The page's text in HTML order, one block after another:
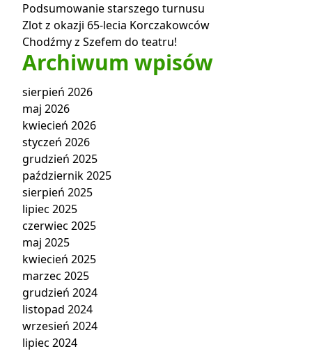
Podsumowanie starszego turnusu
Zlot z okazji 65-lecia Korczakowców
Chodźmy z Szefem do teatru!
Archiwum wpisów
sierpień 2026
maj 2026
kwiecień 2026
styczeń 2026
grudzień 2025
październik 2025
sierpień 2025
lipiec 2025
czerwiec 2025
maj 2025
kwiecień 2025
marzec 2025
grudzień 2024
listopad 2024
wrzesień 2024
lipiec 2024